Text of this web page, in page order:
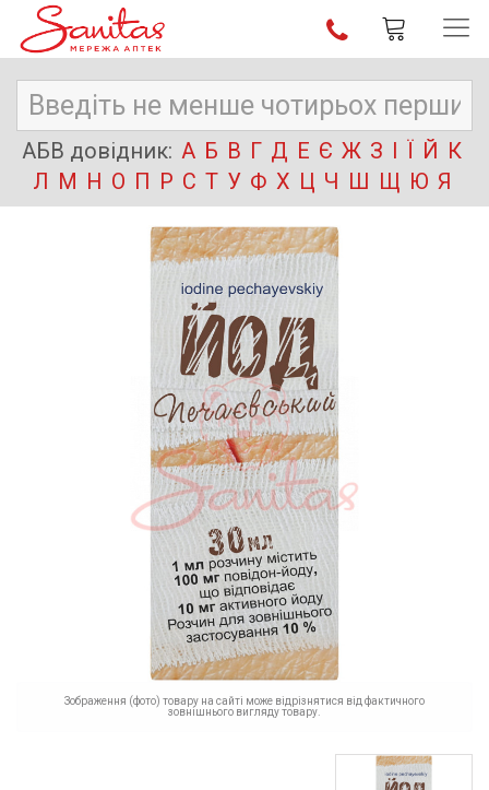
АБВ довідник: А Б В Г Д Е Є Ж З І Ї Й К
Л М Н О П Р С Т У Ф Х Ц Ч Ш Щ Ю Я
Зображення (фото) товару на сайті може відрізнятися від фактичного
зовнішнього вигляду товару.